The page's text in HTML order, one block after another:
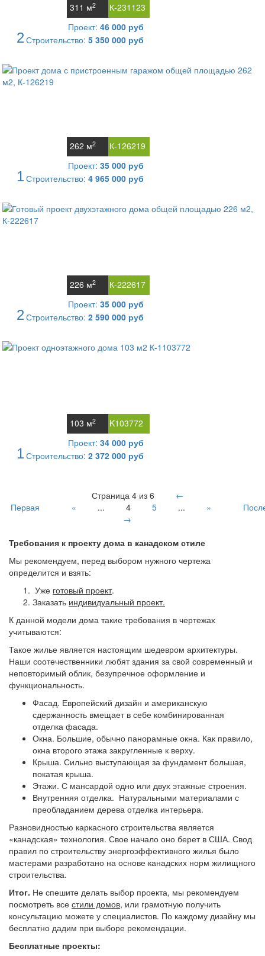
К-231123
311 м2
2
Проект: 46 000 руб
Строительство: 5 350 000 руб
К-126219
262 м2
1
Проект: 35 000 руб
Строительство: 4 965 000 руб
К-222617
226 м2
2
Проект: 35 000 руб
Строительство: 2 590 000 руб
K103772
103 м2
1
Проект: 34 000 руб
Строительство: 2 372 000 руб
Страница 4 из 6
←
Первая
« ... 4 5 ... »
→
Требования к проекту дома в канадском стиле
Мы рекомендуем, перед выбором нужного чертежа
определится и взять:
Уже готовый проект.
Заказать индивидуальный проект.
К данной модели дома такие требования в чертежах
учитываются:
Такое жилье является настоящим шедевром архитектуры.
Наши соотечественники любят здания за свой современный и
неповторимый облик, безупречное оформление и
функциональность.
Фасад. Европейский дизайн и американскую
сдержанность вмещает в себе комбинированная
отделка фасада.
Окна. Большие, обычно панорамные окна. Как правило,
окна второго этажа закругленные к верху.
Крыша. Сильно выступающая за фундамент большая,
покатая крыша.
Этажи. С мансардой одно или двух этажные строения.
Внутренняя отделка. Натуральными материалами с
преобладанием дерева отделка интерьера.
Разновидностью каркасного строительства является
«канадская» технология. Свое начало оно берет в США. Свод
правил по строительству энергоэффективного жилья было
мастерами разработано на основе канадских норм жилищного
строительства.
Итог. Не спешите делать выбор проекта, мы рекомендуем
посмотреть все стили домов, или грамотную получить
консультацию можете у специалистов. По каждому дизайну мы
бесплатно дадим при выборе рекомендации.
Бесплатные проекты: